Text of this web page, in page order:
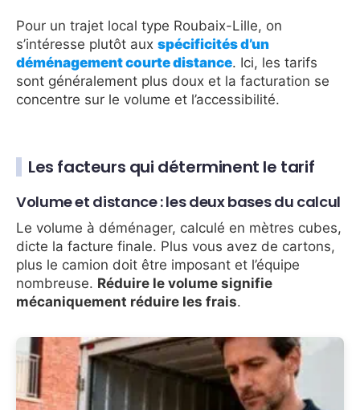
Pour un trajet local type Roubaix-Lille, on
s’intéresse plutôt aux spécificités d’un
déménagement courte distance. Ici, les tarifs
sont généralement plus doux et la facturation se
concentre sur le volume et l’accessibilité.
Les facteurs qui déterminent le tarif
Volume et distance : les deux bases du calcul
Le volume à déménager, calculé en mètres cubes,
dicte la facture finale. Plus vous avez de cartons,
plus le camion doit être imposant et l’équipe
nombreuse. Réduire le volume signifie
mécaniquement réduire les frais.